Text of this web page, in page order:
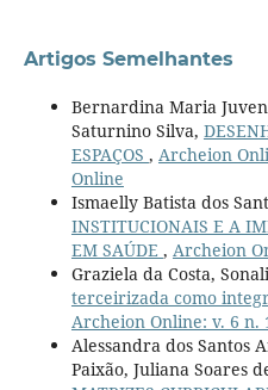
Artigos Semelhantes
Bernardina Maria
Saturnino Silva,
ESPAÇOS , Archeion
Online
Ismaelly Batista dos
INSTITUCIONAIS E A
EM SAÚDE , Archeion
Graziela da Costa,
terceirizada como
Archeion Online: v. 6 n.
Alessandra dos Santos
Paixão, Juliana Soares